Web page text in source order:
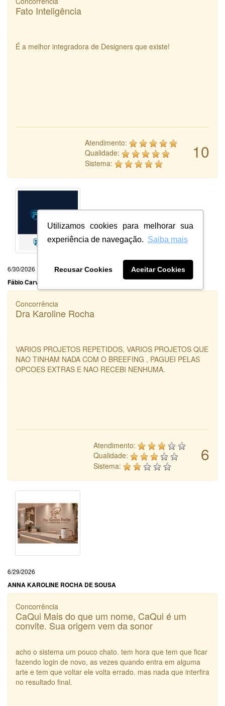
Utilizamos cookies para melhorar sua
experiência de navegação. Saiba mais
Recusar Cookies Aceitar Cookies
Fato Inteligência
É a melhor integradora de Designers que existe!
10
Atendimento:
Qualidade:
Sistema:
6/30/2026
Fábio Carvalho Siano
Concorrência
Dra Karoline Rocha
VARIOS PROJETOS REPETIDOS, VARIOS PROJETOS QUE
NAO TINHAM NADA COM O BREEFING , PAGUEI PELAS
OPCOES EXTRAS E NAO RECEBI NENHUMA.
6
Atendimento:
Qualidade:
Sistema:
6/29/2026
ANNA KAROLINE ROCHA DE SOUSA
Concorrência
CaQui Mais do que um nome, CaQui é um
convite. Sua origem vem da sonor
acho o sistema um pouco chato. tem hora que tem que ficar
fazendo login de novo, as vezes quando entra em alguma
arte e tem que voltar ele volta errado. mas nada que interfira
no resultado final.